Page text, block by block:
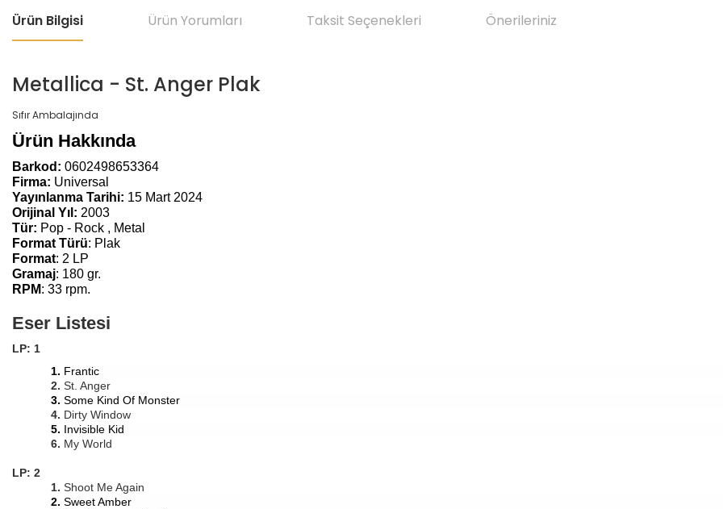
Ürün Bilgisi Ürün Yorumları Taksit Seçenekleri Önerileriniz
Metallica - St. Anger Plak
Sıfır Ambalajında
Ürün Hakkında
Barkod: 0602498653364
Firma: Universal
Yayınlanma Tarihi: 15 Mart 2024
Orijinal Yıl: 2003
Tür: Pop - Rock , Metal
Format Türü: Plak
Format: 2 LP
Gramaj: 180 gr.
RPM: 33 rpm.
Eser Listesi
LP: 1
1. Frantic
2. St. Anger
3. Some Kind Of Monster
4. Dirty Window
5. Invisible Kid
6. My World
LP: 2
1. Shoot Me Again
2. Sweet Amber